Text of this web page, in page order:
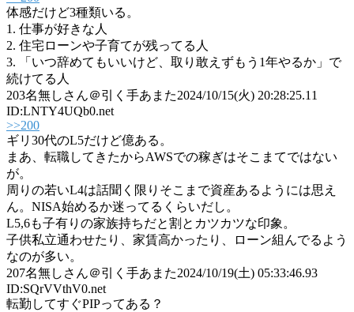
体感だけど3種類いる。
1. 仕事が好きな人
2. 住宅ローンや子育てが残ってる人
3. 「いつ辞めてもいいけど、取り敢えずもう1年やるか」で
続けてる人
203名無しさん＠引く手あまた2024/10/15(火) 20:28:25.11
ID:LNTY4UQb0.net
>>200
ギリ30代のL5だけど億ある。
まあ、転職してきたからAWSでの稼ぎはそこまてではない
が。
周りの若いL4は話聞く限りそこまで資産あるようには思え
ん。NISA始めるか迷ってるくらいだし。
L5,6も子有りの家族持ちだと割とカツカツな印象。
子供私立通わせたり、家賃高かったり、ローン組んでるよう
なのが多い。
207名無しさん＠引く手あまた2024/10/19(土) 05:33:46.93
ID:SQrVVthV0.net
転勤してすぐPIPってある？